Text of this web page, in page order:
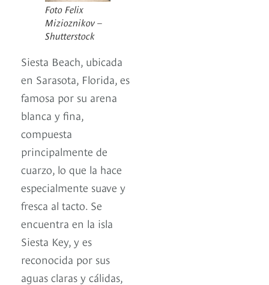
Foto Felix
Mizioznikov –
Shutterstock
Siesta Beach, ubicada
en Sarasota, Florida, es
famosa por su arena
blanca y fina,
compuesta
principalmente de
cuarzo, lo que la hace
especialmente suave y
fresca al tacto. Se
encuentra en la isla
Siesta Key, y es
reconocida por sus
aguas claras y cálidas,